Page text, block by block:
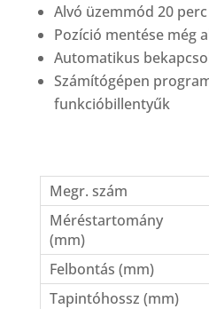
Alvó üzemmód 20
Pozíció mentése még
Automatikus
Számítógépen
funkcióbillentyűk